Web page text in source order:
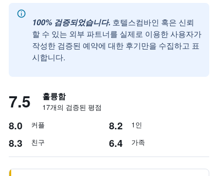
100% 검증되었습니다. 호텔스컴바인 혹은 신뢰
할 수 있는 외부 파트너를 실제로 이용한 사용자가
작성한 검증된 예약에 대한 후기만을 수집하고 표
시합니다.
7.5 훌륭함
17개의 검증된 평점
8.0 커플 8.2 1인
8.3 친구 6.4 가족